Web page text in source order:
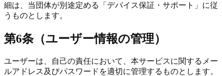
細は、当団体が別途定める「デバイス保証・サポート」に従
うものとします。
第6条（ユーザー情報の管理）
ユーザーは、自己の責任において、本サービスに関するメー
ルアドレス及びパスワードを適切に管理するものとします。